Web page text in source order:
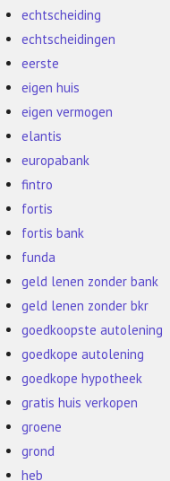
echtscheiding
echtscheidingen
eerste
eigen huis
eigen vermogen
elantis
europabank
fintro
fortis
fortis bank
funda
geld lenen zonder bank
geld lenen zonder bkr
goedkoopste autolening
goedkope autolening
goedkope hypotheek
gratis huis verkopen
groene
grond
heb